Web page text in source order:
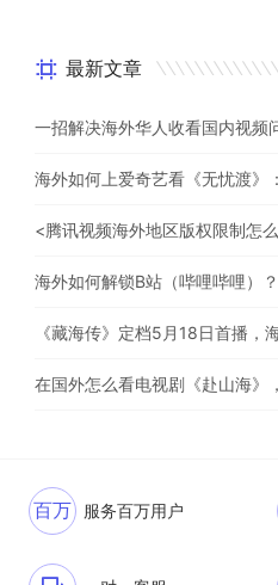
最新文章
一招解决海外华人收看国内视频
《藏海传》定档5月18日首播，
百万 服务百万用户